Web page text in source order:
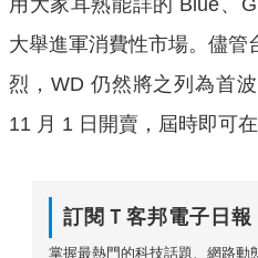
用大家耳熟能詳的 Blue、
大舉進軍消費性市場。儘管
烈，WD 仍然將之列為首
11 月 1 日開賣，屆時即可
訂閱Ｔ客邦電子日報
掌握最熱門的科技話題、網路動